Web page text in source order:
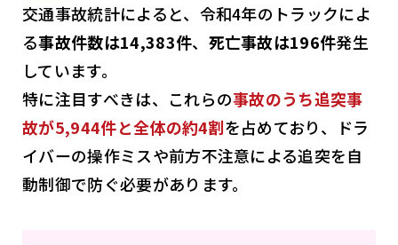
交通事故統計によると、令和4年のトラックによ
る事故件数は14,383件、 死亡事故は196件発生
しています。
特に注目すべきは、これらの事故のうち追突事
故が5,944件と全体の約4割を占めており、ドラ
イバーの操作ミスや前方不注意による追突を自
動制御で防ぐ必要があります。